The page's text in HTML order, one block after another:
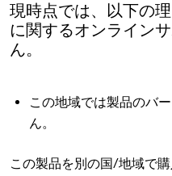
現時点では、以下の
に関するオンライン
ん。
この地域では製品のバ
ん。
この製品を別の国/地域で